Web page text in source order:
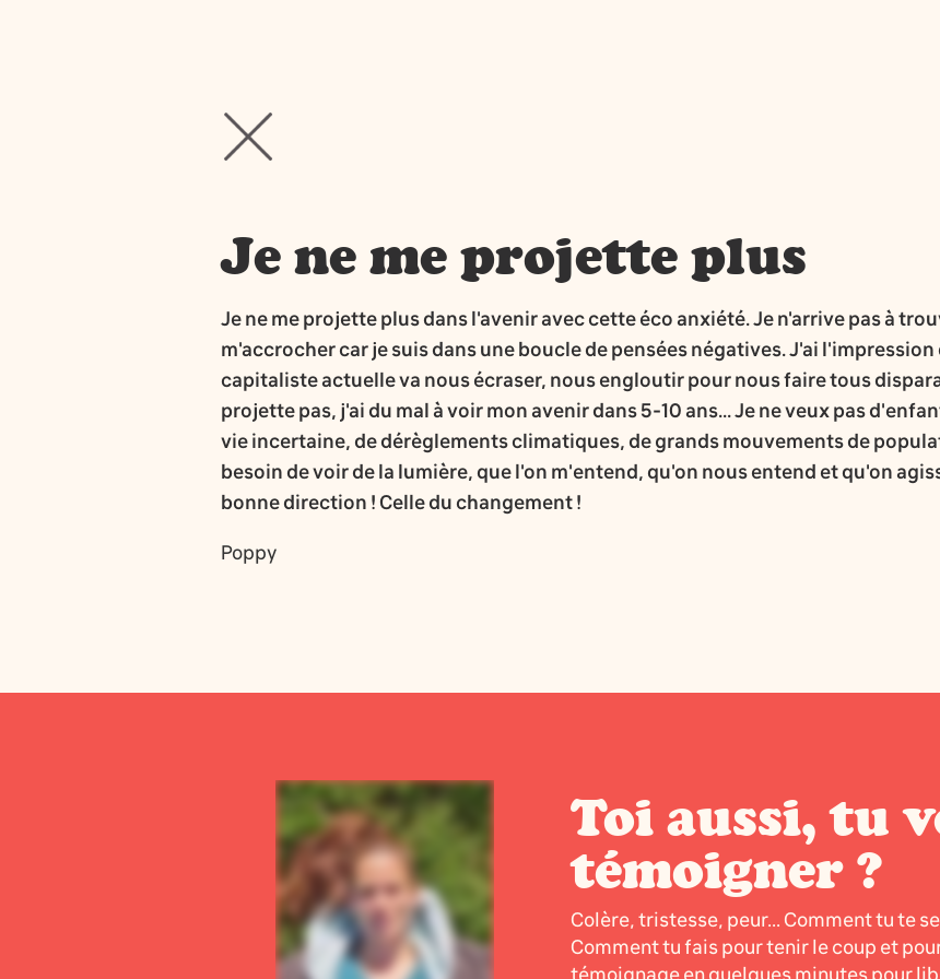
Je ne me projette plus
Je ne me projette plus dans l'avenir avec cette éco anxiété. Je n'arrive pas à
m'accrocher car je suis dans une boucle de pensées négatives. J'ai
capitaliste actuelle va nous écraser, nous engloutir pour nous faire tous
projette pas, j'ai du mal à voir mon avenir dans 5-10 ans... Je ne veux pas
vie incertaine, de dérèglements climatiques, de grands mouvements de
besoin de voir de la lumière, que l'on m'entend, qu'on nous entend et qu'on
bonne direction ! Celle du changement !
Poppy
Toi aussi, tu
témoigner ?
Colère, tristesse, peur... Comment tu te
Comment tu fais pour tenir le coup et
témoignage en quelques minutes pour